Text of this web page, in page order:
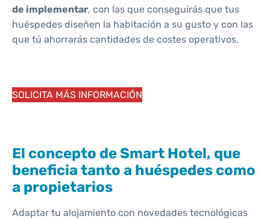
de implementar, con las que conseguirás que tus
huéspedes diseñen la habitación a su gusto y con las
que tú ahorrarás cantidades de costes operativos.
SOLICITA MÁS INFORMACIÓN
El concepto de Smart Hotel, que
beneficia tanto a huéspedes como
a propietarios
Adaptar tu alojamiento con novedades tecnológicas